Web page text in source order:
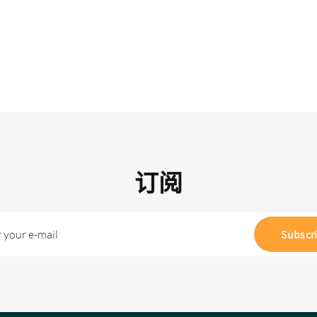
订阅
your e-mail